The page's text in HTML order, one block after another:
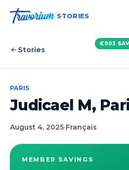
STORIES
Stories
€903
PARIS
Judicael M,
August 4, 2025·Français
MEMBER SAVINGS